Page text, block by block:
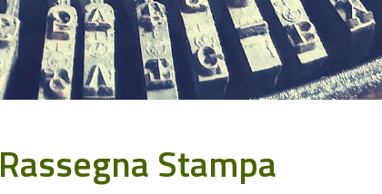
Rassegna Stampa